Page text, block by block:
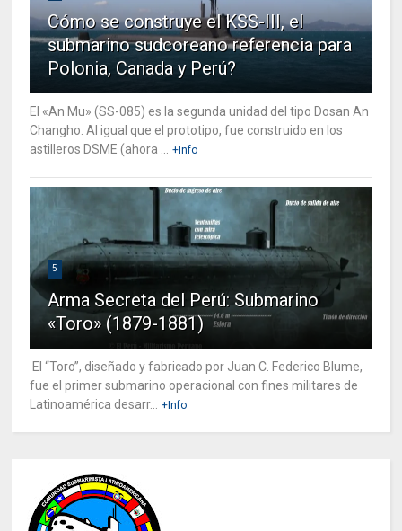
Cómo se construye el KSS-III, el
submarino sudcoreano referencia para
Polonia, Canada y Perú?
El «An Mu» (SS-085) es la segunda unidad del tipo Dosan An
Changho. Al igual que el prototipo, fue construido en los
astilleros DSME (ahora ...
+Info
5
Arma Secreta del Perú: Submarino
«Toro» (1879-1881)
El “Toro”, diseñado y fabricado por Juan C. Federico Blume,
fue el primer submarino operacional con fines militares de
Latinoamérica desarr...
+Info